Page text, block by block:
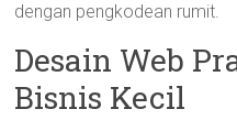
dengan pengkodean rumit.
Desain Web
Bisnis Kecil